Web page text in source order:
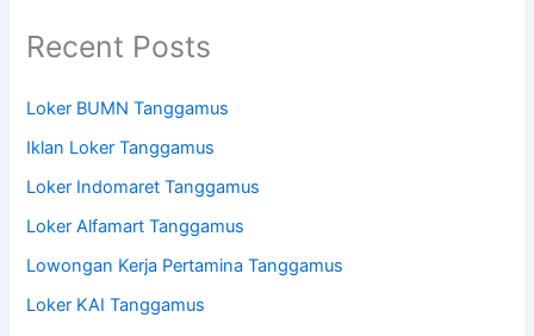
Recent Posts
Loker BUMN Tanggamus
Iklan Loker Tanggamus
Loker Indomaret Tanggamus
Loker Alfamart Tanggamus
Lowongan Kerja Pertamina Tanggamus
Loker KAI Tanggamus